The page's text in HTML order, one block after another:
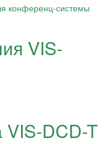
VIS-
VIS-DCD-T